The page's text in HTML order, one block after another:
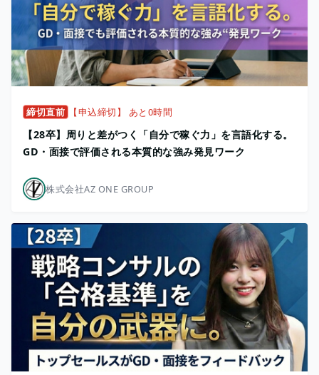
締切直前 【申込締切】 あと0時間
【28卒】周りと差がつく「自分で稼ぐ力」を言語化する。
GD・面接で評価される本質的な強み発見ワーク
株式会社AZ ONE GROUP